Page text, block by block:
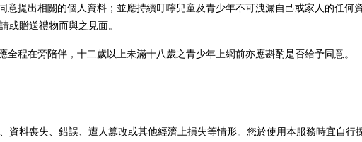
提出相關的個人資料；並應持續叮嚀兒童及青少年不可洩漏自己或家人的任何
或贈送禮物而與之見面。
程在旁陪伴，十二歲以上未滿十八歲之青少年上網前亦應斟酌是否給予同意。
料喪失、錯誤、遭人篡改或其他經濟上損失等情形。您於使用本服務時宜自行